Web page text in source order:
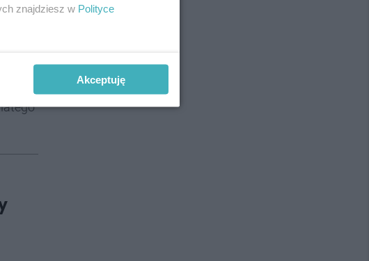
znajdziesz w Polityce
Akceptuję